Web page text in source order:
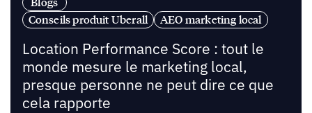
Conseils produit Uberall
AEO marketing local
Location Performance Score : tout le
monde mesure le marketing local,
presque personne ne peut dire ce que
cela rapporte